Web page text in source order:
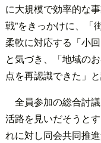
に大規模で効率的な
戦”をきっかけに、「
柔軟に対応する「小
と気づき、「地域の
点を再認識できた」と
全員参加の総合討
活路を見いだそうと
れに対し同会共同推